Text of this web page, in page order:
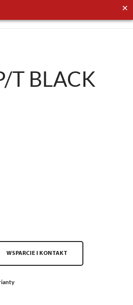
✕
T BLACK
WSPARCIE I KONTAKT